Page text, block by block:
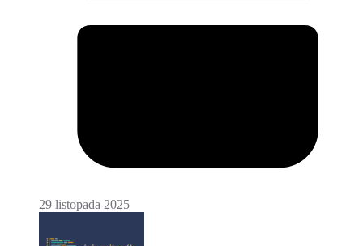
29 listopada 2025